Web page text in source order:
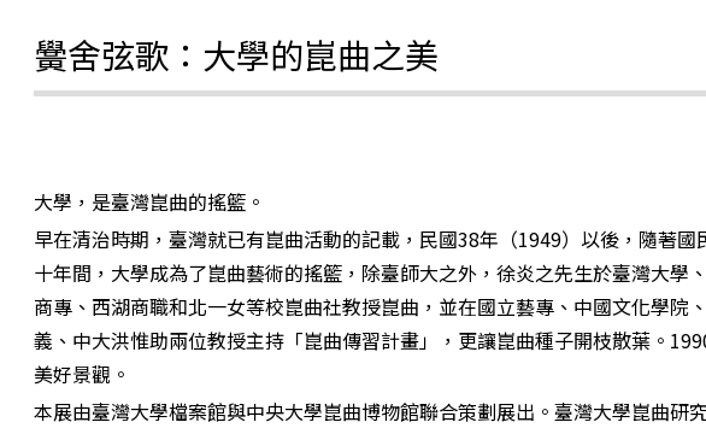
黌舍弦歌：大學的崑曲之美
大學，是臺灣崑曲的搖籃。
早在清治時期，臺灣就已有崑曲活動的記載，民國38年（1949）以後，隨著
十年間，大學成為了崑曲藝術的搖籃，除臺師大之外，徐炎之先生於臺灣大學
商專、西湖商職和北一女等校崑曲社教授崑曲，並在國立藝專、中國文化學院
義、中大洪惟助兩位教授主持「崑曲傳習計畫」，更讓崑曲種子開枝散葉。
美好景觀。
本展由臺灣大學檔案館與中央大學崑曲博物館聯合策劃展出。臺灣大學崑曲研